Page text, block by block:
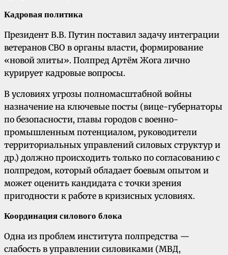
Кадровая политика
Президент В.В. Путин поставил задачу интеграции
ветеранов СВО в органы власти, формирование
«новой элиты». Полпред Артём Жога лично
курирует кадровые вопросы.
В условиях угрозы полномасштабной войны
назначение на ключевые посты (вице-губернаторы
по безопасности, главы городов с военно-
промышленным потенциалом, руководители
территориальных управлений силовых структур и
др.) должно происходить только по согласованию с
полпредом, который обладает боевым опытом и
может оценить кандидата с точки зрения
пригодности к работе в кризисных условиях.
Координация силового блока
Одна из проблем института полпредства —
слабость в управлении силовиками (МВД,